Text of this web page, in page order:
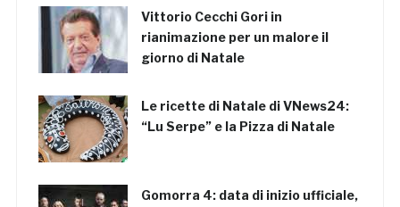
Vittorio Cecchi Gori in
rianimazione per un malore il
giorno di Natale
Le ricette di Natale di VNews24:
“Lu Serpe” e la Pizza di Natale
Gomorra 4: data di inizio ufficiale,